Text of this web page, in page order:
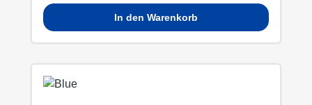
In den Warenkorb